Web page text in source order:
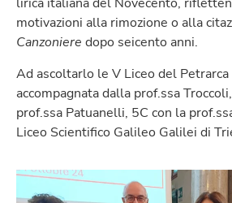
motivazioni alla rimozione o alla
Canzoniere dopo seicento anni.
Ad ascoltarlo le V Liceo del
accompagnata dalla prof.ssa
prof.ssa Patuanelli, 5C con la
Liceo Scientifico Galileo Galilei di